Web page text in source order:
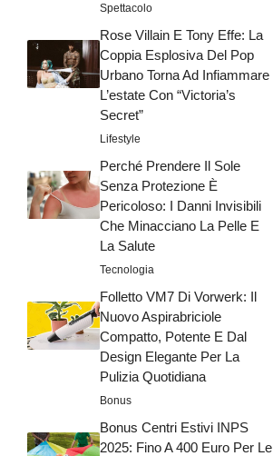
Spettacolo
Rose Villain E Tony Effe: La
Coppia Esplosiva Del Pop
Urbano Torna Ad Infiammare
L’estate Con “Victoria’s
Secret”
Lifestyle
Perché Prendere Il Sole
Senza Protezione È
Pericoloso: I Danni Invisibili
Che Minacciano La Pelle E
La Salute
Tecnologia
Folletto VM7 Di Vorwerk: Il
Nuovo Aspirabriciole
Compatto, Potente E Dal
Design Elegante Per La
Pulizia Quotidiana
Bonus
Bonus Centri Estivi INPS
2025: Fino A 400 Euro Per Le